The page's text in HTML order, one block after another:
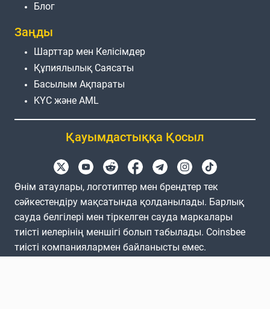
Блог
Заңды
Шарттар мен Келісімдер
Құпиялылық Саясаты
Басылым Ақпараты
KYC және AML
Қауымдастыққа Қосыл
Өнім атаулары, логотиптер мен брендтер тек
сәйкестендіру мақсатында қолданылады. Барлық
сауда белгілері мен тіркелген сауда маркалары
тиісті иелерінің меншігі болып табылады. Coinsbee
тиісті компаниялармен байланысты емес.